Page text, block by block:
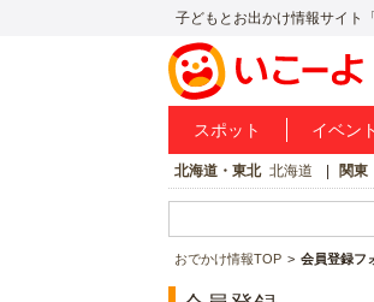
子どもとお出かけ情報サイト
スポット イベント
北海道・東北 北海道 関東
おでかけ情報TOP 会員登録フ